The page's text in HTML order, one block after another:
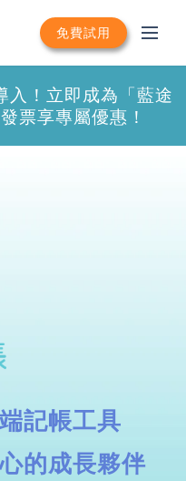
免費試用
入！立即成為「藍途
票享專屬優惠！
記帳工具
的成長夥伴